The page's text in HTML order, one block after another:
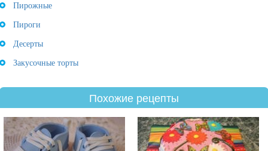
Пирожные
Пироги
Десерты
Закусочные торты
Похожие рецепты